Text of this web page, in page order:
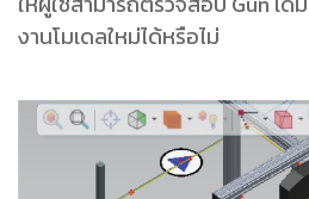
งานโมเดลใหม่ได้หรือไม่